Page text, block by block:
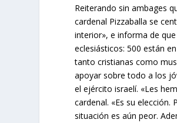
Reiterando sin ambages
cardenal Pizzaballa se
interior», e informa de
eclesiásticos: 500 están
tanto cristianas como
apoyar sobre todo a los
el ejército israelí. «Les
cardenal. «Es su
situación es aún peor.